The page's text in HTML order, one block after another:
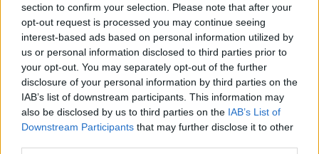
section to confirm your selection. Please note that after your
opt-out request is processed you may continue seeing
interest-based ads based on personal information utilized by
us or personal information disclosed to third parties prior to
your opt-out. You may separately opt-out of the further
disclosure of your personal information by third parties on the
IAB’s list of downstream participants. This information may
also be disclosed by us to third parties on the IAB’s List of
Downstream Participants that may further disclose it to other
Metų komanda pripažinta moterų porinė
dvivietėDonata Karalienė ir Dovilė
Rimkutė.